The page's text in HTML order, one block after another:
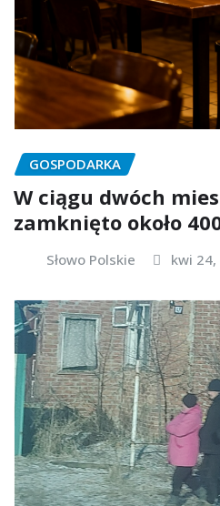
GOSPODARKA
W ciągu dwóch
zamknięto około
Słowo Polskie kwi 24,